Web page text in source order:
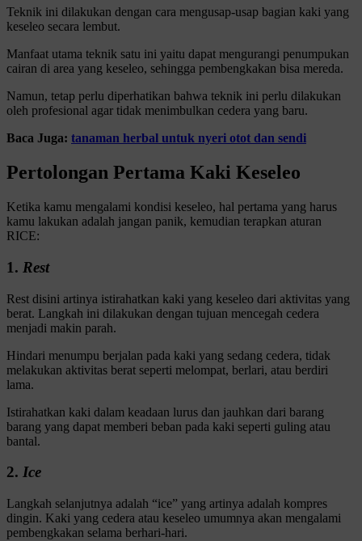
Teknik ini dilakukan dengan cara mengusap-usap bagian kaki yang
keseleo secara lembut.
Manfaat utama teknik satu ini yaitu dapat mengurangi penumpukan
cairan di area yang keseleo, sehingga pembengkakan bisa mereda.
Namun, tetap perlu diperhatikan bahwa teknik ini perlu dilakukan
oleh profesional agar tidak menimbulkan cedera yang baru.
Baca Juga: tanaman herbal untuk nyeri otot dan sendi
Pertolongan Pertama Kaki Keseleo
Ketika kamu mengalami kondisi keseleo, hal pertama yang harus
kamu lakukan adalah jangan panik, kemudian terapkan aturan
RICE:
1. Rest
Rest disini artinya istirahatkan kaki yang keseleo dari aktivitas yang
berat. Langkah ini dilakukan dengan tujuan mencegah cedera
menjadi makin parah.
Hindari menumpu berjalan pada kaki yang sedang cedera, tidak
melakukan aktivitas berat seperti melompat, berlari, atau berdiri
lama.
Istirahatkan kaki dalam keadaan lurus dan jauhkan dari barang
barang yang dapat memberi beban pada kaki seperti guling atau
bantal.
2. Ice
Langkah selanjutnya adalah “ice” yang artinya adalah kompres
dingin. Kaki yang cedera atau keseleo umumnya akan mengalami
pembengkakan selama berhari-hari.